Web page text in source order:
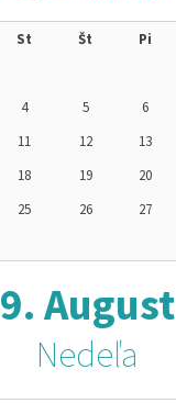
St Št Pi
4 5 6
11 12 13
18 19 20
25 26 27
9. August
Nedeľa